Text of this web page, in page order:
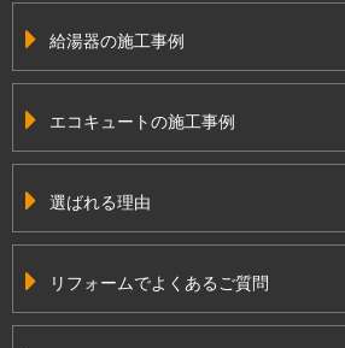
給湯器の施工事例
エコキュートの施工事例
選ばれる理由
リフォームでよくあるご質問